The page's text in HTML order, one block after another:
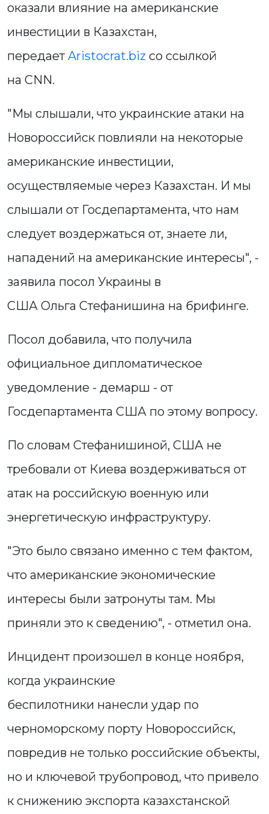
оказали влияние на американские
инвестиции в Казахстан,
передаетAristocrat.biz со ссылкой
на СNN.
"Мы слышали, что украинские атаки на
Новороссийск повлияли на некоторые
американские инвестиции,
осуществляемые через Казахстан. И мы
слышали от Госдепартамента, что нам
следует воздержаться от, знаете ли,
нападений на американские интересы", -
заявила посол Украины в
США Ольга Стефанишина на брифинге.
Посол добавила, что получила
официальное дипломатическое
уведомление - демарш - от
Госдепартамента США по этому вопросу.
По словам Стефанишиной, США не
требовали от Киева воздерживаться от
атак на российскую военную или
энергетическую инфраструктуру.
"Это было связано именно с тем фактом,
что американские экономические
интересы были затронуты там. Мы
приняли это к сведению", - отметил она.
Инцидент произошел в конце ноября,
когда украинские
беспилотники нанесли удар по
черноморскому порту Новороссийск,
повредив не только российские объекты,
но и ключевой трубопровод, что привело
к снижению экспорта казахстанской